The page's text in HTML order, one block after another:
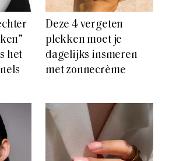
het
Deze 4 vergeten
plekken moet je
dagelijks insmeren
met zonnecrème